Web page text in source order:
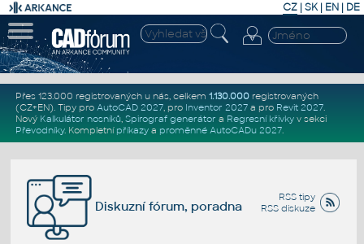
CZ | SK| EN | DE
Přes 123.000 registrovaných u nás, celkem 1.130.000registrovaných
(CZ+EN). Tipy pro AutoCAD 2027, pro Inventor 2027a pro Revit 2027.
Nový Kalkulátor nosníků, Spirograf generátor a Regresní křivkyv sekci
Převodníky. Kompletní příkazya proměnné AutoCADu 2027.
RSS tipy
RSS diskuze
Diskuzní fórum, poradna